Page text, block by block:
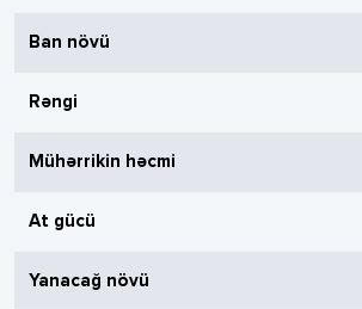
Ban növü
Rəngi
Mühərrikin həcmi
At gücü
Yanacağ növü